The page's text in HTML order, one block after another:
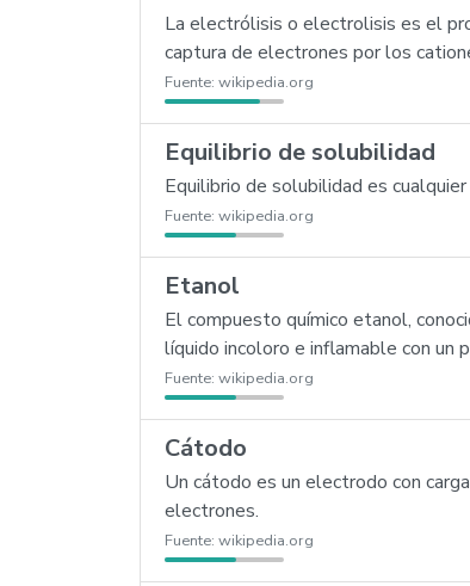
La electrólisis o electrolisis es el
captura de electrones por los
Fuente: wikipedia.org
Equilibrio de solubilidad
Equilibrio de solubilidad es
Fuente: wikipedia.org
Etanol
El compuesto químico etanol,
líquido incoloro e inflamable con un
Fuente: wikipedia.org
Cátodo
Un cátodo es un electrodo con
electrones.
Fuente: wikipedia.org